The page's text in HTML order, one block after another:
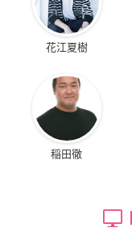
花江夏樹
稲田徹